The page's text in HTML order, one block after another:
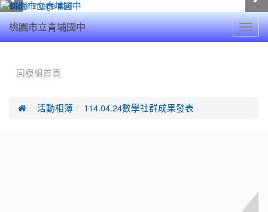
桃園市立青埔國中
回模組首頁
 活動相簿 114.04.24數學社群成果發表